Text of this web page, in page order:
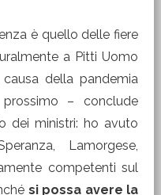
è quello delle fiere
a Pitti Uomo
della pandemia
– conclude
dei ministri: ho avuto
Lamorgese,
competenti sul
si possa avere la